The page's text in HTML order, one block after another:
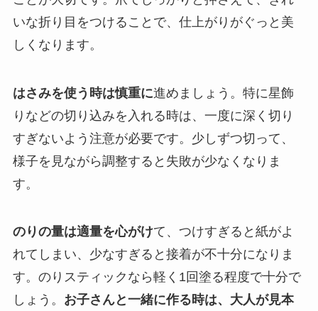
いな折り目をつけることで、仕上がりがぐっと美
しくなります。
はさみを使う時は慎重に進めましょう。特に星飾
りなどの切り込みを入れる時は、一度に深く切り
すぎないよう注意が必要です。少しずつ切って、
様子を見ながら調整すると失敗が少なくなりま
す。
のりの量は適量を心がけて、つけすぎると紙がよ
れてしまい、少なすぎると接着が不十分になりま
す。のりスティックなら軽く1回塗る程度で十分で
しょう。 お子さんと一緒に作る時は、大人が見本